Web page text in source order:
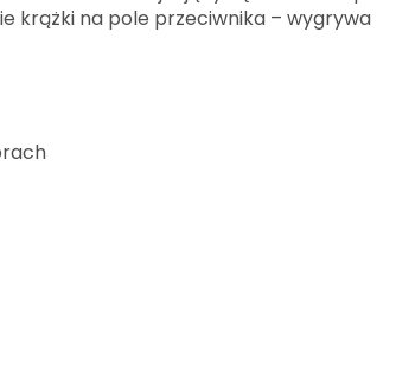
krążki na pole przeciwnika – wygrywa